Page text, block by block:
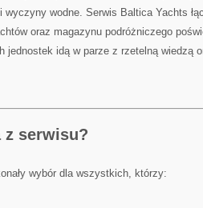
wyczyny wodne. Serwis Baltica Yachts
oraz magazynu podróżniczego
jednostek idą w parze z rzetelną wiedzą
z serwisu?
wybór dla wszystkich, którzy: